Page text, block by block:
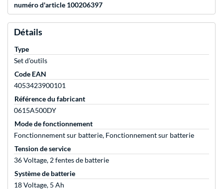
numéro d'article 100206397
Détails
Type
Set d'outils
Code EAN
4053423900101
Référence du fabricant
0615A500DY
Mode de fonctionnement
Fonctionnement sur batterie, Fonctionnement sur batterie
Tension de service
36 Voltage, 2 fentes de batterie
Système de batterie
18 Voltage, 5 Ah